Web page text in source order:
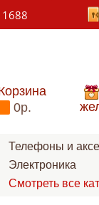
1688
0p.
Телефоны и
Электроника
Смотреть все